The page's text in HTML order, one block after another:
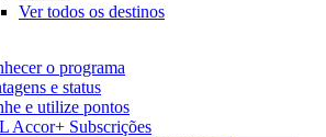
Ver todos os destinos
o programa
e status
e utilize pontos
Accor+ Subscrições